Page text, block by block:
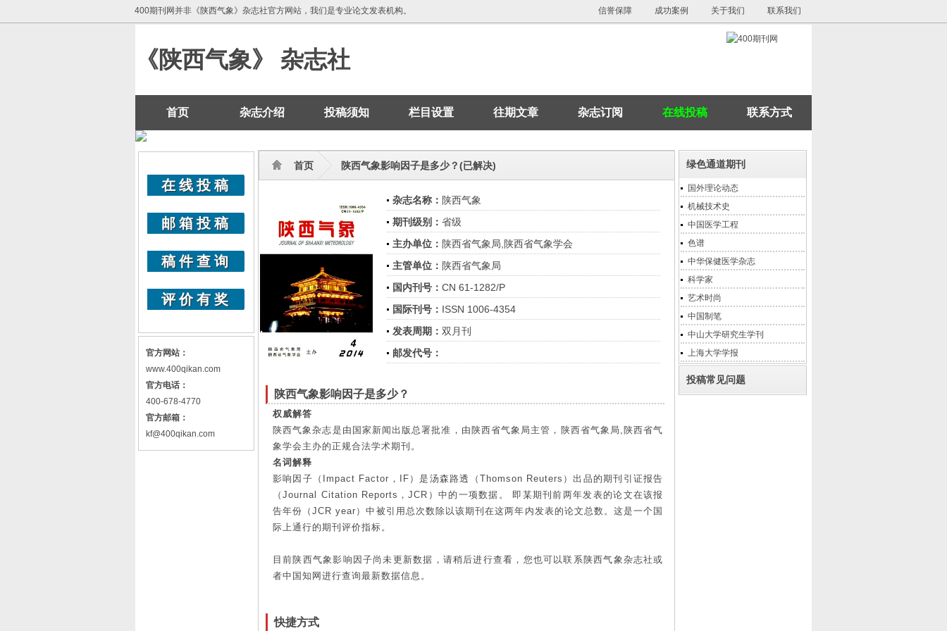
400期刊网并非《陕西气象》杂志社官方网站，我们是专业论文发表机构。 信誉保障 成功案例 关于我们 联系我们
《陕西气象》 杂志社
首页 杂志介绍 投稿须知 栏目设置 往期文章 杂志订阅 在线投稿 联系方式
在线投稿
邮箱投稿
稿件查询
评价有奖
官方网站：
www.400qikan.com
官方电话：
400-678-4770
官方邮箱：
kf@400qikan.com
首页 陕西气象影响因子是多少？(已解决)
杂志名称： 陕西气象
期刊级别： 省级
主办单位： 陕西省气象局,陕西省气象学会
主管单位： 陕西省气象局
国内刊号： CN 61-1282/P
国际刊号： ISSN 1006-4354
发表周期： 双月刊
邮发代号：
陕西气象影响因子是多少？
权威解答
陕西气象杂志是由国家新闻出版总署批准，由陕西省气象局主管，陕西省气象局,陕西省气
象学会主办的正规合法学术期刊。
名词解释
影响因子（Impact Factor，IF）是汤森路透（Thomson Reuters）出品的期刊引证报告
（Journal Citation Reports，JCR）中的一项数据。 即某期刊前两年发表的论文在该报
告年份（JCR year）中被引用总次数除以该期刊在这两年内发表的论文总数。这是一个国
际上通行的期刊评价指标。
目前陕西气象影响因子尚未更新数据，请稍后进行查看，您也可以联系陕西气象杂志社或
者中国知网进行查询最新数据信息。
快捷方式
绿色通道期刊
国外理论动态
机械技术史
中国医学工程
色谱
中华保健医学杂志
科学家
艺术时尚
中国制笔
中山大学研究生学刊
上海大学学报
投稿常见问题